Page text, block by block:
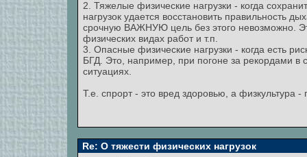
2. Тяжелые физические нагрузки - когда
нагрузок удается восстановить
срочную ВАЖНУЮ цель без этого невозможно.
физических видах работ и т.п.
3. Опасные физические нагрузки - когда есть
БГД. Это, например, при погоне за рекордами в
ситуациях.
Т.е. спрорт - это вред здоровью, а физкультура -
Re: О тяжести физических нагрузок